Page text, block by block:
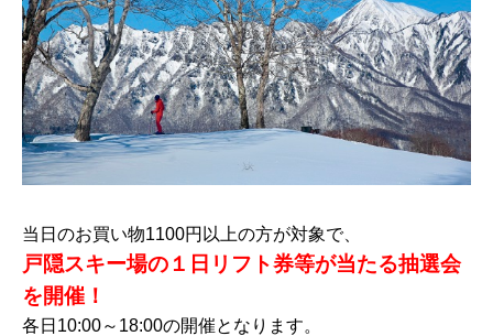
当日のお買い物1100円以上の方が対象で、
戸隠スキー場の１日リフト券等が当たる抽選会
を開催！
各日10:00～18:00の開催となります。